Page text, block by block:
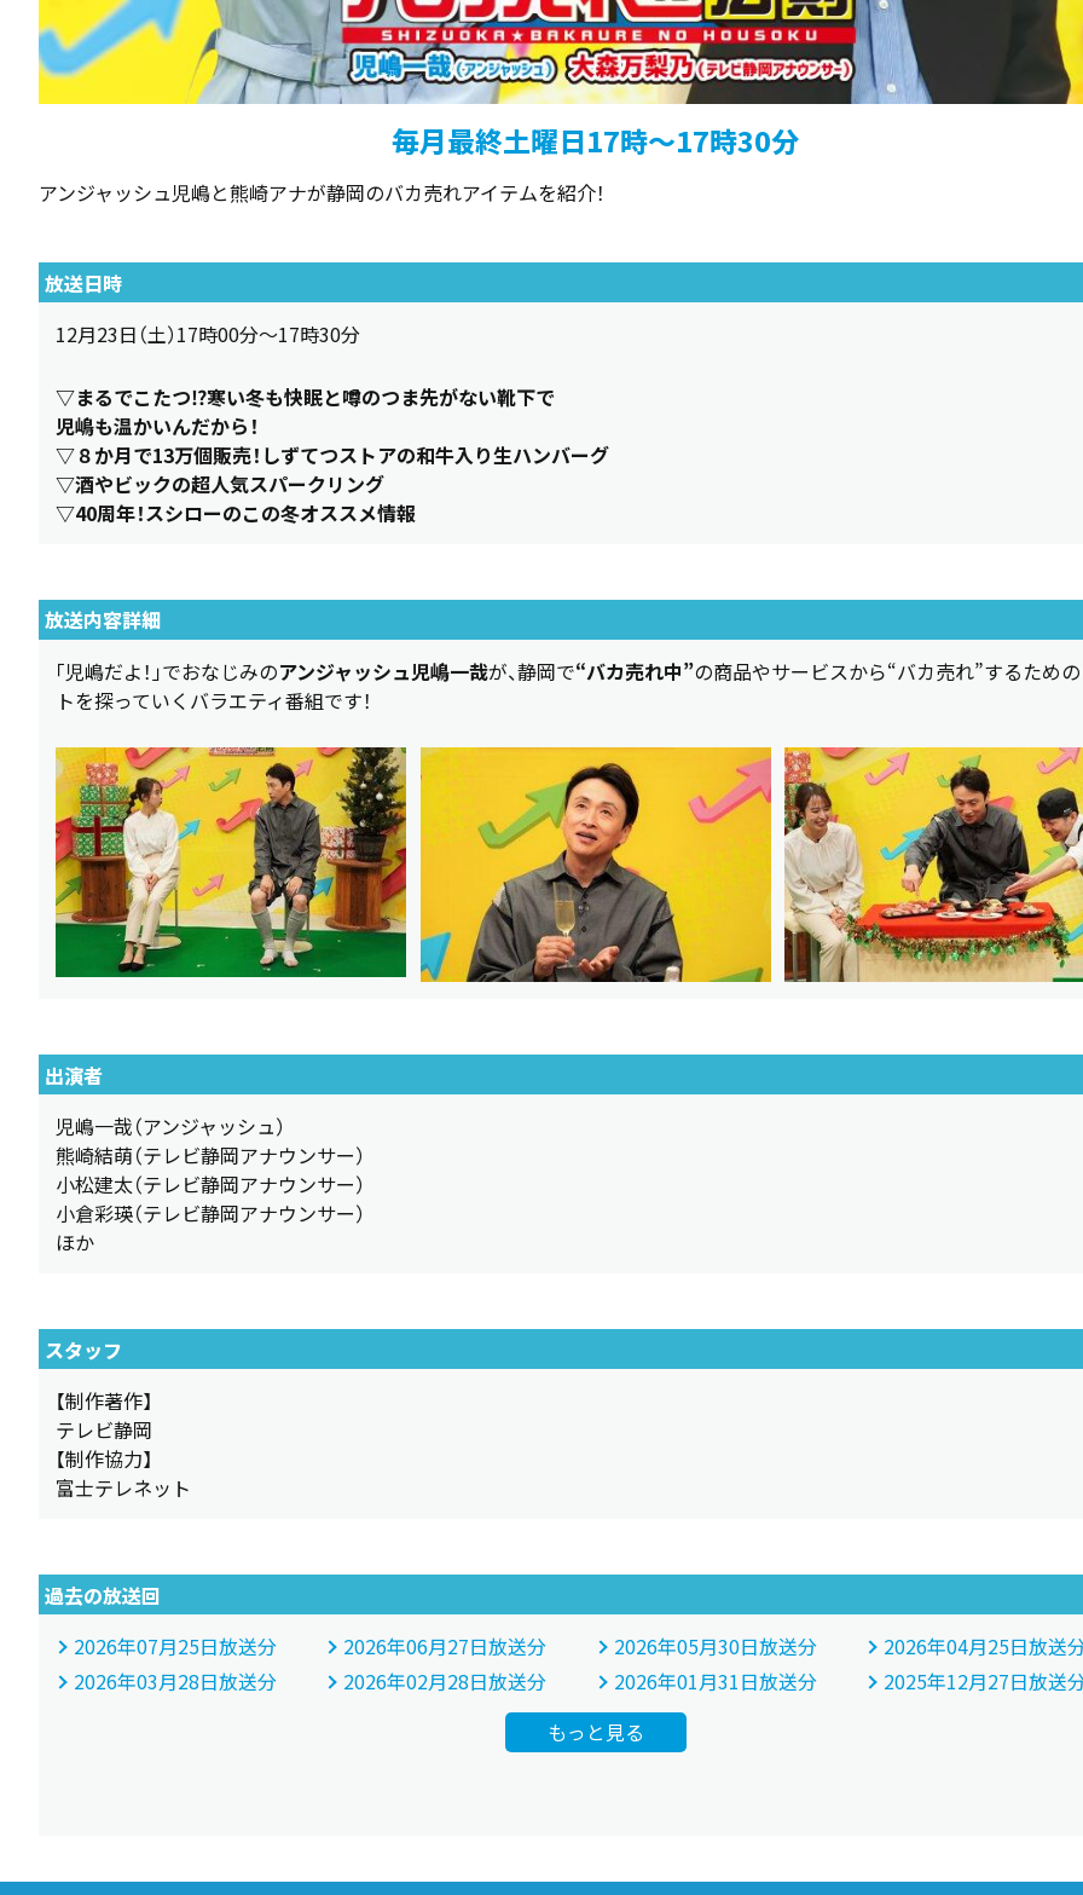
毎月最終土曜日17時～17時30分
アンジャッシュ児嶋と熊崎アナが静岡のバカ売れアイテムを紹介！
放送日時
12月23日（土）17時00分～17時30分
▽まるでこたつ⁉寒い冬も快眠と噂のつま先がない靴下で
児嶋も温かいんだから！
▽８か月で13万個販売！しずてつストアの和牛入り生ハンバーグ
▽酒やビックの超人気スパークリング
▽40周年！スシローのこの冬オススメ情報
放送内容詳細
「児嶋だよ！」でおなじみのアンジャッシュ児嶋一哉が、静岡で“バカ売れ中”の商品やサービスから“バカ売れ”するため
トを探っていくバラエティ番組です！
出演者
児嶋一哉（アンジャッシュ）
熊崎結萌（テレビ静岡アナウンサー）
小松建太（テレビ静岡アナウンサー）
小倉彩瑛（テレビ静岡アナウンサー）
ほか
スタッフ
【制作著作】
テレビ静岡
【制作協力】
富士テレネット
過去の放送回
2026年07月25日放送分
2026年06月27日放送分 2026年05月30日放送分
2026年04月25日放送
2026年03月28日放送分
2026年02月28日放送分 2026年01月31日放送分
2025年12月27日放送
もっと見る